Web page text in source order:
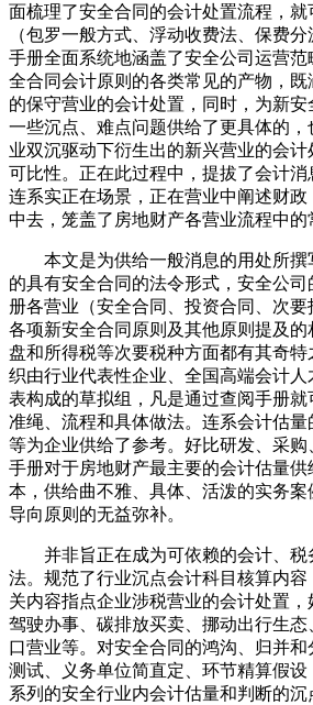
面梳理了安全合同的会计处置流程，
（包罗一般方式、浮动收费法、保费分
手册全面系统地涵盖了安全公司运营
全合同会计原则的各类常见的产物，
的保守营业的会计处置，同时，为新
一些沉点、难点问题供给了更具体的
业双沉驱动下衍生出的新兴营业的会
可比性。正在此过程中，提拔了会计
连系实正在场景，正在营业中阐述财
中去，笼盖了房地财产各营业流程中的
本文是为供给一般消息的用处所撰
的具有安全合同的法令形式，安全公
册各营业（安全合同、投资合同、次要
各项新安全合同原则及其他原则提及
盘和所得税等次要税种方面都有其奇特
织由行业代表性企业、全国高端会计
表构成的草拟组，凡是通过查阅手册
准绳、流程和具体做法。连系会计估
等为企业供给了参考。好比研发、采购
手册对于房地财产最主要的会计估量
本，供给曲不雅、具体、活泼的实务
导向原则的无益弥补。
并非旨正在成为可依赖的会计、税
法。规范了行业沉点会计科目核算内
关内容指点企业涉税营业的会计处置
驾驶办事、碳排放买卖、挪动出行生
口营业等。对安全合同的鸿沟、归并
测试、义务单位简直定、环节精算假
系列的安全行业内会计估量和判断的